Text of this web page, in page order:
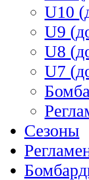
U10
U9
U8
U7
Сезоны